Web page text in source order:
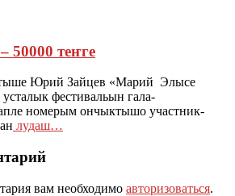
50000 теҥге
Юрий Зайцев «Марий Элысе
фестивальын гала-
номерым ончыктышо участник-
лудаш…
вам необходимо авторизоваться.